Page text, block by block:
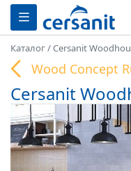
Каталог/Cersanit
Wood Concept
Cersanit